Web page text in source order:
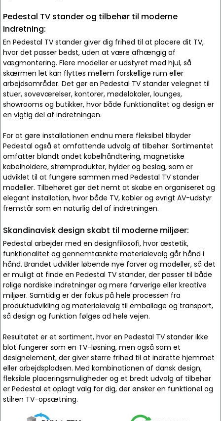
Pedestal TV stander og tilbehør til moderne
indretning:
En Pedestal TV stander giver dig frihed til at placere dit TV,
hvor det passer bedst, uden at være afhængig af
vægmontering. Flere modeller er udstyret med hjul, så
skærmen let kan flyttes mellem forskellige rum eller
arbejdsområder. Det gør en Pedestal TV stander velegnet til
stuer, soveværelser, kontorer, mødelokaler, lounges,
showrooms og butikker, hvor både funktionalitet og design er
en vigtig del af indretningen.
For at gøre installationen endnu mere fleksibel tilbyder
Pedestal også et omfattende udvalg af tilbehør. Sortimentet
omfatter blandt andet kabelhåndtering, magnetiske
kabelholdere, strømprodukter, hylder og beslag, som er
udviklet til at fungere sammen med Pedestal TV stander
modeller. Tilbehøret gør det nemt at skabe en organiseret og
elegant installation, hvor både TV, kabler og øvrigt AV-udstyr
fremstår som en naturlig del af indretningen.
Skandinavisk design skabt til moderne miljøer:
Pedestal arbejder med en designfilosofi, hvor æstetik,
funktionalitet og gennemtænkte materialevalg går hånd i
hånd. Brandet udvikler løbende nye farver og modeller, så det
er muligt at finde en Pedestal TV stander, der passer til både
rolige nordiske indretninger og mere farverige eller kreative
miljøer. Samtidig er der fokus på hele processen fra
produktudvikling og materialevalg til emballage og transport,
så design og funktion følges ad hele vejen.
Resultatet er et sortiment, hvor en Pedestal TV stander ikke
blot fungerer som en TV-løsning, men også som et
designelement, der giver større frihed til at indrette hjemmet
eller arbejdspladsen. Med kombinationen af dansk design,
fleksible placeringsmuligheder og et bredt udvalg af tilbehør
er Pedestal et oplagt valg for dig, der ønsker en funktionel og
stilren TV-opsætning.